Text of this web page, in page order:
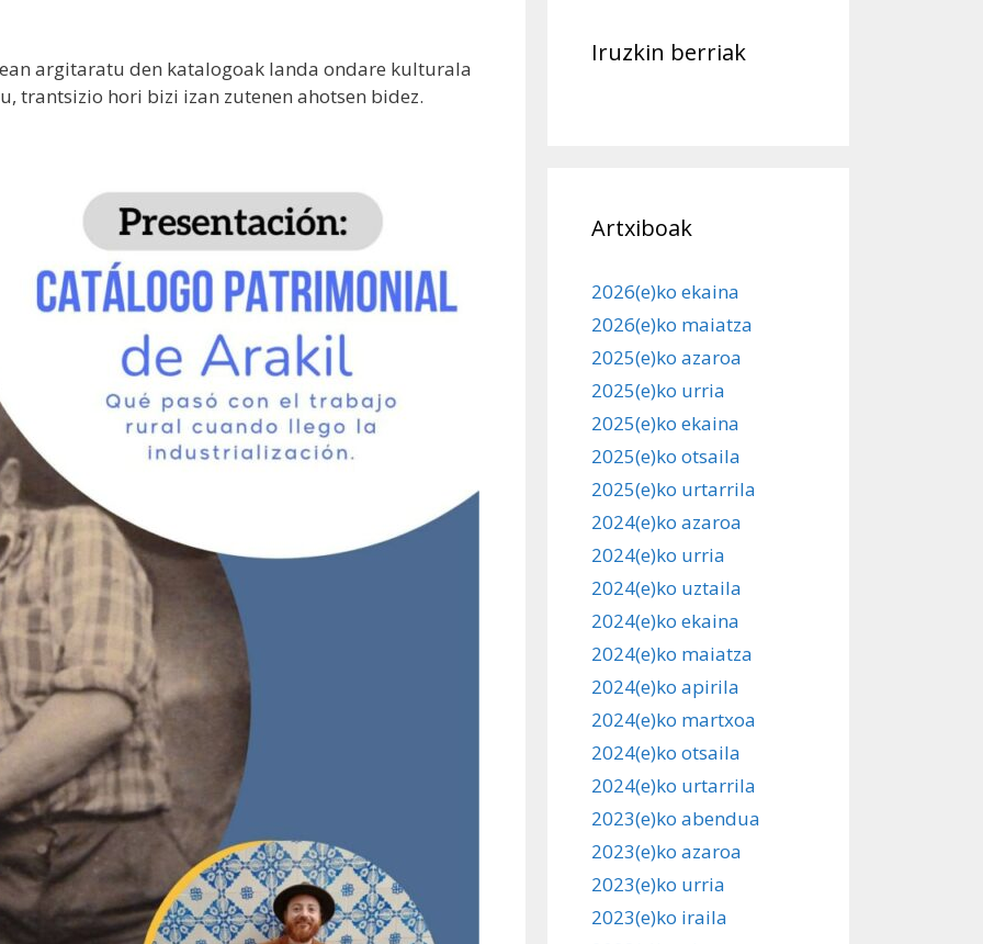
argitaratu den katalogoak landa ondare kulturala
trantsizio hori bizi izan zutenen ahotsen bidez.
Iruzkin berriak
Artxiboak
2026(e)ko ekaina
2026(e)ko maiatza
2025(e)ko azaroa
2025(e)ko urria
2025(e)ko ekaina
2025(e)ko otsaila
2025(e)ko urtarrila
2024(e)ko azaroa
2024(e)ko urria
2024(e)ko uztaila
2024(e)ko ekaina
2024(e)ko maiatza
2024(e)ko apirila
2024(e)ko martxoa
2024(e)ko otsaila
2024(e)ko urtarrila
2023(e)ko abendua
2023(e)ko azaroa
2023(e)ko urria
2023(e)ko iraila